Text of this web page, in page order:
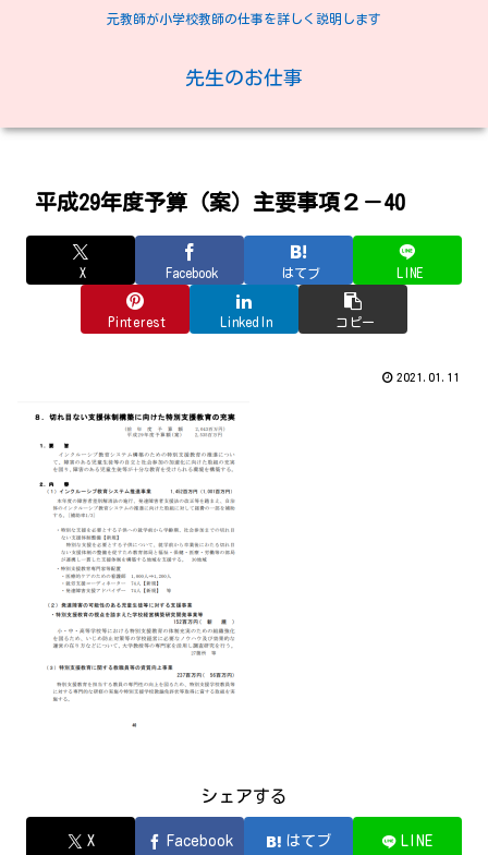
元教師が小学校教師の仕事を詳しく説明します
先生のお仕事
平成29年度予算（案）主要事項２－40
X Facebook はてブ LINE
Pinterest LinkedIn コピー
2021.01.11
シェアする
X Facebook はてブ LINE